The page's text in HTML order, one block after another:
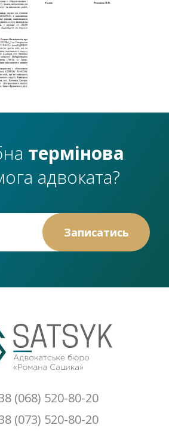
термінова
адвоката?
(068) 520-80-20
(073) 520-80-20